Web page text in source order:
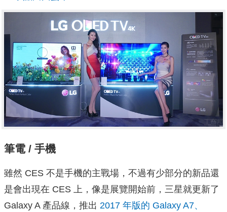
筆電 / 手機
雖然 CES 不是手機的主戰場，不過有少部分的新品還
是會出現在 CES 上，像是展覽開始前，三星就更新了
Galaxy A 產品線，推出 2017 年版的 Galaxy A7、